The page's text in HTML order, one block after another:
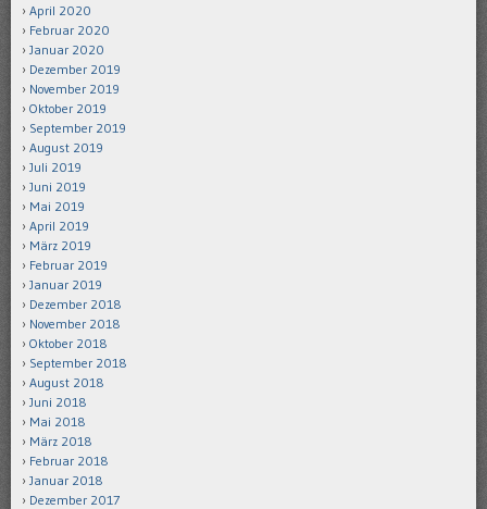
April 2020
Februar 2020
Januar 2020
Dezember 2019
November 2019
Oktober 2019
September 2019
August 2019
Juli 2019
Juni 2019
Mai 2019
April 2019
März 2019
Februar 2019
Januar 2019
Dezember 2018
November 2018
Oktober 2018
September 2018
August 2018
Juni 2018
Mai 2018
März 2018
Februar 2018
Januar 2018
Dezember 2017